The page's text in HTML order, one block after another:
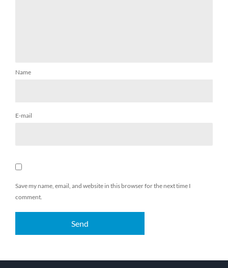
Name
E-mail
Save my name, email, and website in this browser for the next time I
comment.